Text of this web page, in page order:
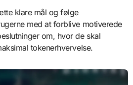
klare mål og følge
med at forblive motiverede
om, hvor de skal
tokenerhvervelse.